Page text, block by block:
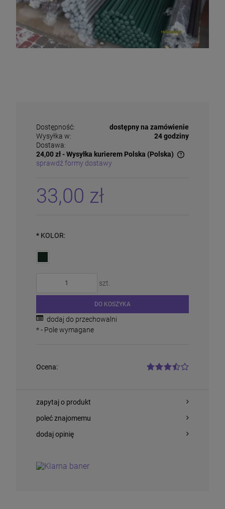
Siatka Leśna węzłowa 150/16/10 25m PCV
DO KOSZYKA
Dostępność:
dostępny na zamówienie
Wysyłka w:
24 godziny
Dostawa:
24,00 zł- Wysyłka kurierem Polska (Polska)
Cena nie zawiera ewentualnych kosztów płatności
sprawdź formy dostawy
33,00 zł
* KOLOR:
szt.
DO KOSZYKA
dodaj do przechowalni
*- Pole wymagane
Ocena:
zapytaj o produkt
poleć znajomemu
dodaj opinię